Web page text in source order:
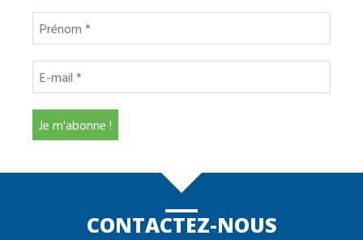
CONTACTEZ-NOUS